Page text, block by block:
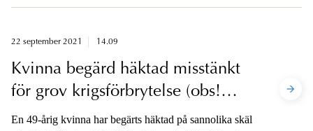
torsdag 23 september kl. 11 i Stockholms tingsrätt.
häktningsförhandlingen.
22 september 2021 14.09
Kvinna begärd häktad misstänkt
för grov krigsförbrytelse (obs!
korrigerad kontaktuppgift)
En 49-årig kvinna har begärts häktad på sannolika skäl